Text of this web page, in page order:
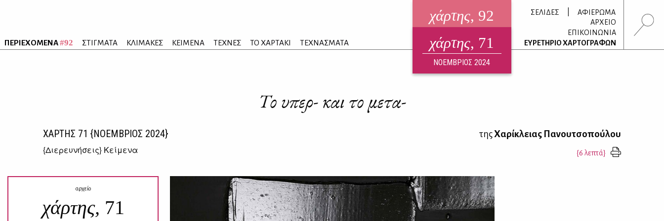
ΠΕΡΙΕΧΟΜΕΝΑ#92 ΣΤΙΓΜΑΤΑ ΚΛΙΜΑΚΕΣ ΚΕΙΜΕΝΑ ΤΕΧΝΕΣ ΤΟ ΧΑΡΤΑΚΙ ΤΕΧΝΑΣΜΑΤΑ
χάρτης, 92
ηλεκτρονικό περιοδικό
ΑΥΓΟΥΣΤΟΣ 2026
χάρτης, 71
ΝΟΕΜΒΡΙΟΣ 2024
ΣΕΛΙΔΕΣ
ΑΦΙΕΡΩΜΑ
ΑΡΧΕΙΟ
ΕΠΙΚΟΙΝΩΝΙΑ
ΕΥΡΕΤΗΡΙΟ ΧΑΡΤΟΓΡΑΦΩΝ
Το υπερ- και το μετα-
ΧΑΡΤΗΣ 71 {ΝΟΕΜΒΡΙΟΣ 2024}
{Διερευνήσεις} Κείμενα
τηςΧαρίκλειας Πανουτσοπούλου
{6 λεπτά}
αρχείο
χάρτης, 71